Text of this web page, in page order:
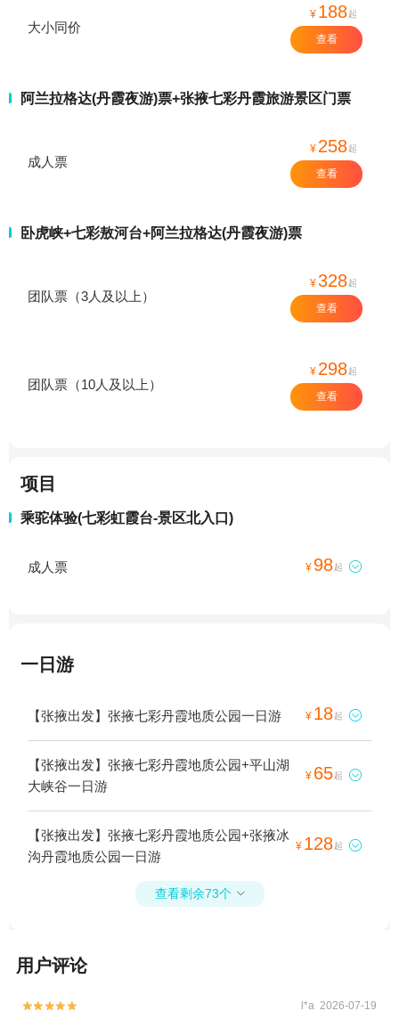
大小同价
¥ 188起
查看
阿兰拉格达(丹霞夜游)票+张掖七彩丹霞旅游景区门票
成人票
¥ 258起
查看
卧虎峡+七彩敖河台+阿兰拉格达(丹霞夜游)票
团队票（3人及以上）
¥328起
查看
团队票（10人及以上）
¥ 298起
查看
项目
乘驼体验(七彩虹霞台-景区北入口)
成人票 ¥ 98起 
一日游
【张掖出发】张掖七彩丹霞地质公园一日游 ¥ 18起 
【张掖出发】张掖七彩丹霞地质公园+平山湖
大峡谷一日游
¥ 65起 
【张掖出发】张掖七彩丹霞地质公园+张掖冰
沟丹霞地质公园一日游
¥ 128起 
查看剩余73个 
用户评论

 l*a 2026-07-19